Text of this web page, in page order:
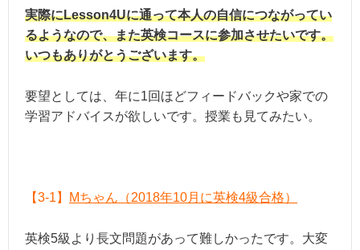
実際にLesson4Uに通って本人の自信につながってい
るようなので、また英検コースに参加させたいです。
いつもありがとうございます。
要望としては、年に1回ほどフィードバックや家での
学習アドバイスが欲しいです。授業も見てみたい。
【3-1】 Mちゃん（2018年10月に英検4級合格）
英検5級より長文問題があって難しかったです。大変